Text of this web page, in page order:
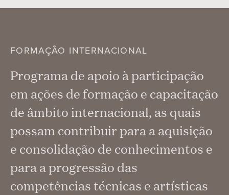
FORMAÇÃO INTERNACIONAL
Programa de apoio à participação
em ações de formação e capacitação
de âmbito internacional, as quais
possam contribuir para a aquisição
e consolidação de conhecimentos e
para a progressão das
competências técnicas e artísticas